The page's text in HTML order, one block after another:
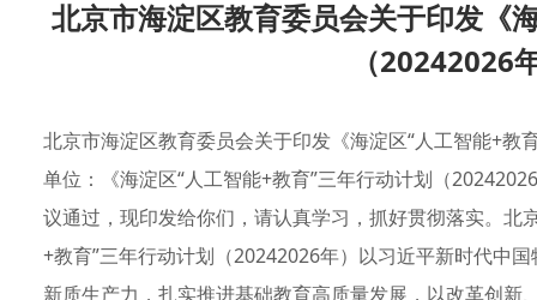
北京市海淀区教育委员会关于印发《
（20242026
北京市海淀区教育委员会关于印发《海淀区“人工智能+
单位：《海淀区“人工智能+教育”三年行动计划（
议通过，现印发给你们，请认真学习，抓好贯彻落实。
+教育”三年行动计划（20242026年）以习近平新时代中
新质生产力，扎实推进基础教育高质量发展，以改革创